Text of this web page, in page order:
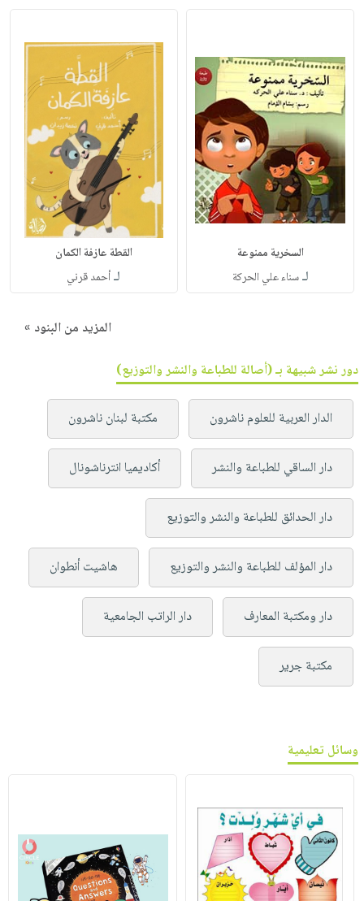
السخرية ممنوعة
لـسناء علي الحركة
القطة عازفة الكمان
لـأحمد قرني
المزيد من البنود »
دور نشر شبيهة بـ (أصالة للطباعة والنشر والتوزيع)
الدار العربية للعلوم ناشرون مكتبة لبنان ناشرون
دار الساقي للطباعة والنشر أكاديميا انترناشونال
دار الحدائق للطباعة والنشر والتوزيع
دار المؤلف للطباعة والنشر والتوزيع هاشيت أنطوان
دار ومكتبة المعارف دار الراتب الجامعية
مكتبة جرير
وسائل تعليمية